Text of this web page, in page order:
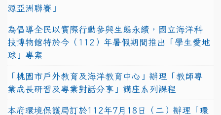
源亞洲聯賽」
為倡導全民以實際行動參與生態永續，國立海洋科
技博物館特於今（112）年暑假期間推出「學生愛地
球」專案
「桃園市戶外教育及海洋教育中心」辦理「教師專
業成長研習及專業對話分享」講座系列課程
本府環境保護局訂於112年7月18日（二）辦理「環